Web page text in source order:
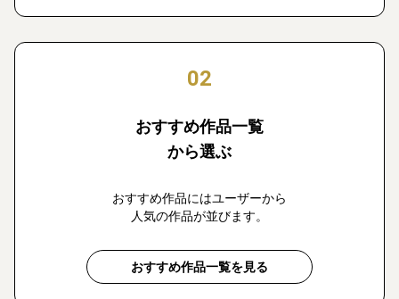
02
おすすめ作品一覧
から選ぶ
おすすめ作品にはユーザーから
人気の作品が並びます。
おすすめ作品一覧を見る